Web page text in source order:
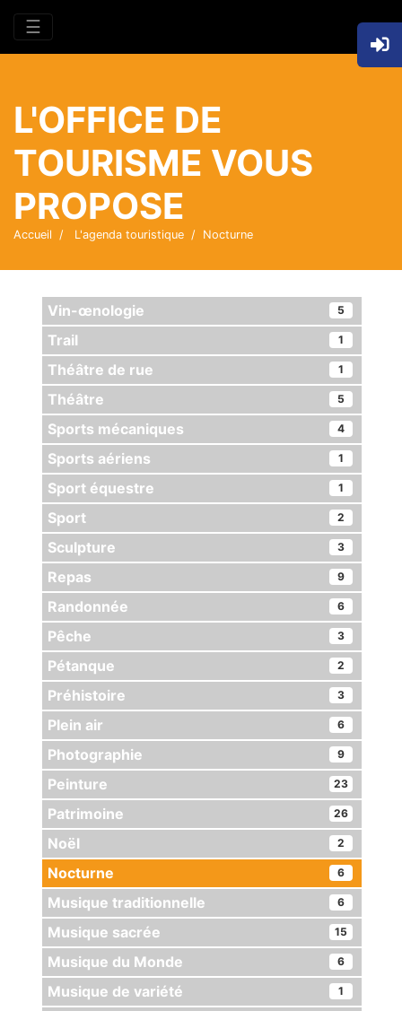
☰
L'OFFICE DE
TOURISME VOUS
PROPOSE
Accueil L'agenda touristique Nocturne
Vin-œnologie 5
Trail 1
Théâtre de rue 1
Théâtre 5
Sports mécaniques 4
Sports aériens 1
Sport équestre 1
Sport 2
Sculpture 3
Repas 9
Randonnée 6
Pêche 3
Pétanque 2
Préhistoire 3
Plein air 6
Photographie 9
Peinture 23
Patrimoine 26
Noël 2
Nocturne 6
Musique traditionnelle 6
Musique sacrée 15
Musique du Monde 6
Musique de variété 1